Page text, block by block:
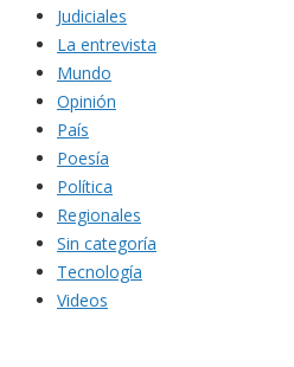
Judiciales
La entrevista
Mundo
Opinión
País
Poesía
Política
Regionales
Sin categoría
Tecnología
Videos